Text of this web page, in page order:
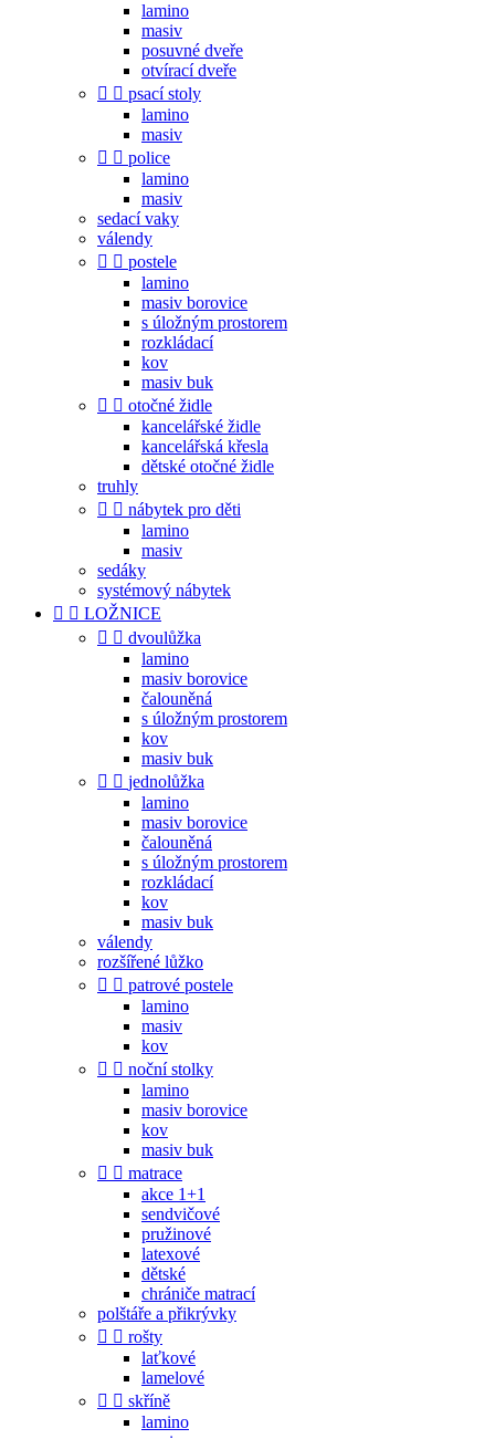
lamino
masiv
posuvné dveře
otvírací dveře
  psací stoly
lamino
masiv
  police
lamino
masiv
sedací vaky
válendy
  postele
lamino
masiv borovice
s úložným prostorem
rozkládací
kov
masiv buk
  otočné židle
kancelářské židle
kancelářská křesla
dětské otočné židle
truhly
  nábytek pro děti
lamino
masiv
sedáky
systémový nábytek
  LOŽNICE
  dvoulůžka
lamino
masiv borovice
čalouněná
s úložným prostorem
kov
masiv buk
  jednolůžka
lamino
masiv borovice
čalouněná
s úložným prostorem
rozkládací
kov
masiv buk
válendy
rozšířené lůžko
  patrové postele
lamino
masiv
kov
  noční stolky
lamino
masiv borovice
kov
masiv buk
  matrace
akce 1+1
sendvičové
pružinové
latexové
dětské
chrániče matrací
polštáře a přikrývky
  rošty
laťkové
lamelové
  skříně
lamino